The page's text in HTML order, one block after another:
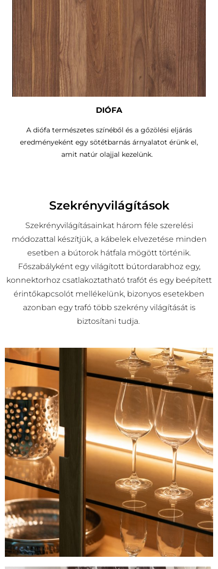
DIÓFA
A diófa természetes színéből és a gőzölési eljárás
eredményeként egy sötétbarnás árnyalatot érünk el,
amit natúr olajjal kezelünk.
Szekrényvilágítások
Szekrényvilágításainkat három féle szerelési
módozattal készítjük, a kábelek elvezetése minden
esetben a bútorok hátfala mögött történik.
Főszabályként egy világított bútordarabhoz egy,
konnektorhoz csatlakoztatható trafót és egy beépített
érintőkapcsolót mellékelünk, bizonyos esetekben
azonban egy trafó több szekrény világítását is
biztosítani tudja.